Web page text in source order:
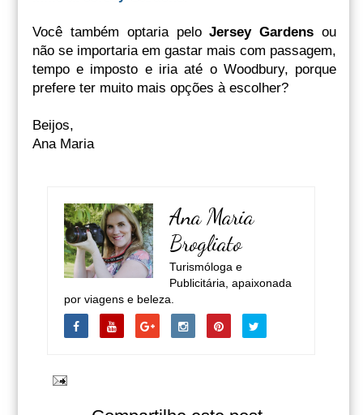
Você também optaria peloJersey Gardens ou
não se importaria em gastar mais com passagem,
tempo e imposto e iria até o Woodbury, porque
prefere ter muito mais opções à escolher?
Beijos,
Ana Maria
Ana Maria
Brogliato
Turismóloga e
Publicitária, apaixonada
por viagens e beleza.